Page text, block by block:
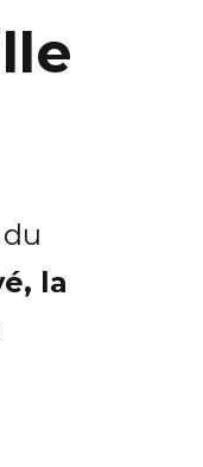
la